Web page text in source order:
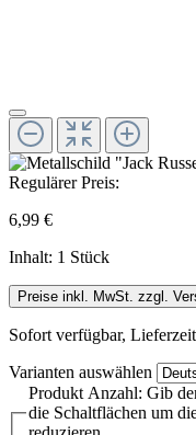
Regulärer Preis:
6,99 €
Inhalt: 1 Stück
Preise inkl. MwSt. zzgl.
Sofort verfügbar,
Varianten auswählen
Produkt Anzahl: Gib
die Schaltflächen um